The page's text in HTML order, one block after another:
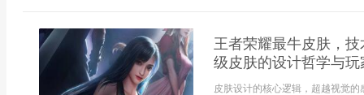
王者荣耀最牛皮肤，
级皮肤的设计哲学与玩
皮肤设计的核心逻辑，超越视觉